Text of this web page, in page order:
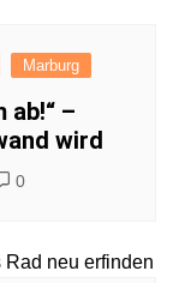
Marburg
ab!“ –
wird
0